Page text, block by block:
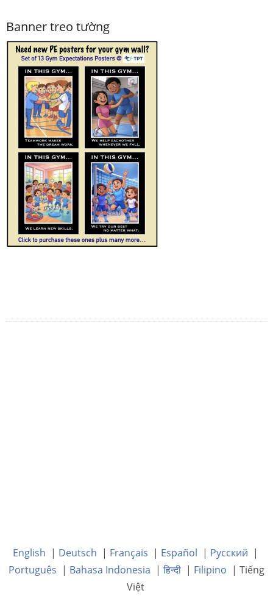
Banner treo tường
English | Deutsch | Français | Español | Русский |
Português | Bahasa Indonesia |हिन्दी | Filipino | Tiếng
Việt